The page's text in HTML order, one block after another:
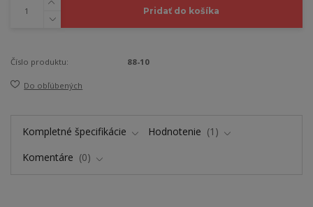
Pridať do košíka
Číslo produktu: 88-10
Do obľúbených
Kompletné špecifikácie Hodnotenie
1
Komentáre
0